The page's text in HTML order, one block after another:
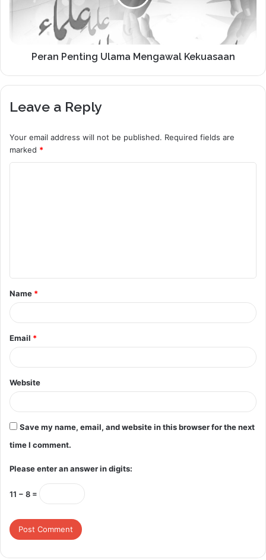
Peran Penting Ulama Mengawal Kekuasaan
Leave a Reply
Your email address will not be published. Required fields are
marked *
t
*
Name *
Email *
Website
Save my name, email, and website in this browser for the next
time I comment.
Please enter an answer in digits:
11 − 8 =